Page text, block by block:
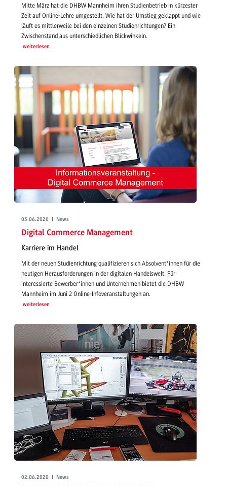
Mitte März hat die DHBW Mannheim ihren Studienbetrieb in kürzester
Zeit auf Online-Lehre umgestellt. Wie hat der Umstieg geklappt und wie
läuft es mittlerweile bei den einzelnen Studienrichtungen? Ein
Zwischenstand aus unterschiedlichen Blickwinkeln.
weiterlesen
03.06.2020 | News
Digital Commerce Management
Karriere im Handel
Mit der neuen Studienrichtung qualifizieren sich Absolvent*innen für die
heutigen Herausforderungen in der digitalen Handelswelt. Für
interessierte Bewerber*innen und Unternehmen bietet die DHBW
Mannheim im Juni 2 Online-Infoveranstaltungen an.
weiterlesen
02.06.2020 | News